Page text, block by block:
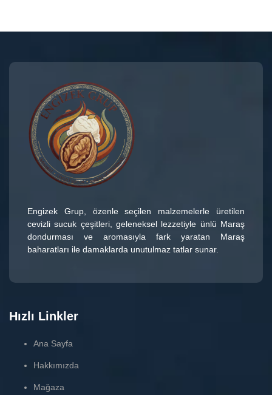
Engizek Grup, özenle seçilen malzemelerle üretilen
cevizli sucuk çeşitleri, geleneksel lezzetiyle ünlü Maraş
dondurması ve aromasıyla fark yaratan Maraş
baharatları ile damaklarda unutulmaz tatlar sunar.
Hızlı Linkler
Ana Sayfa
Hakkımızda
Mağaza